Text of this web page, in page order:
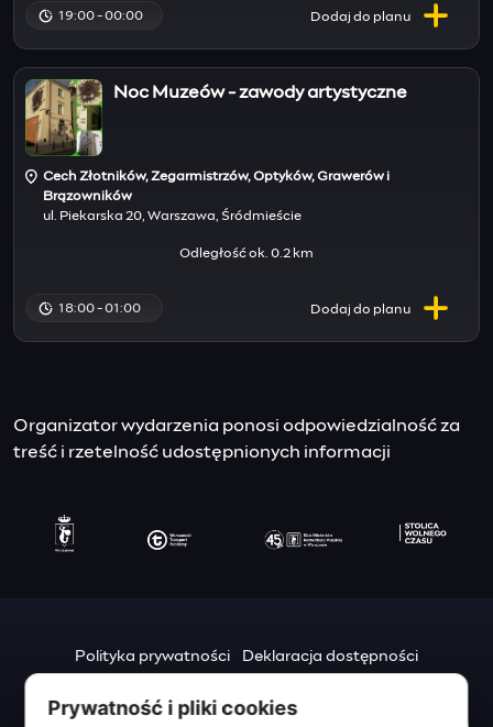
19:00 - 00:00 Dodaj do planu
Noc Muzeów - zawody artystyczne
Cech Złotników, Zegarmistrzów, Optyków, Grawerów i
Brązowników
ul. Piekarska 20, Warszawa, Śródmieście
Odległość ok. 0.2 km
18:00 - 01:00 Dodaj do planu
Organizator wydarzenia ponosi odpowiedzialność za
treść i rzetelność udostępnionych informacji
Polityka prywatności
Deklaracja dostępności
Urząd m.st. Warszawy
Prywatność i pliki cookies